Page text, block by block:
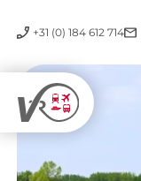
+31 (0) 184 612 714